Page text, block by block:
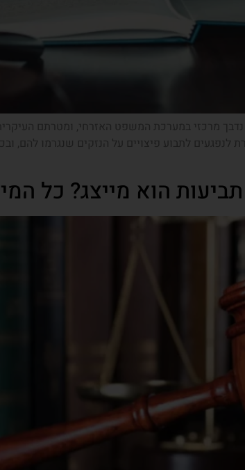
נדבך מרכזי במערכת המשפט האזרחי, ומטרתם
לתבוע פיצויים על הנזקים שנגרמו להם,
תביעות הוא מייצג? כל